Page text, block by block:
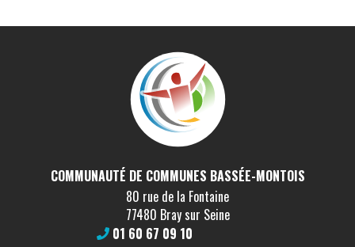
COMMUNAUTÉ DE COMMUNES BASSÉE-MONTOIS
80 rue de la Fontaine
77480 Bray sur Seine
01 60 67 09 10